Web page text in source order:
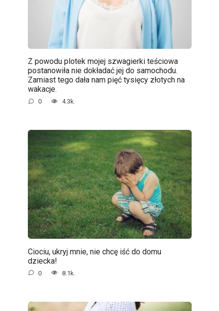
Z powodu plotek mojej szwagierki teściowa
postanowiła nie dokładać jej do samochodu.
Zamiast tego dała nam pięć tysięcy złotych na
wakacje.
0 4.3k.
Ciociu, ukryj mnie, nie chcę iść do domu
dziecka!
0 8.1k.